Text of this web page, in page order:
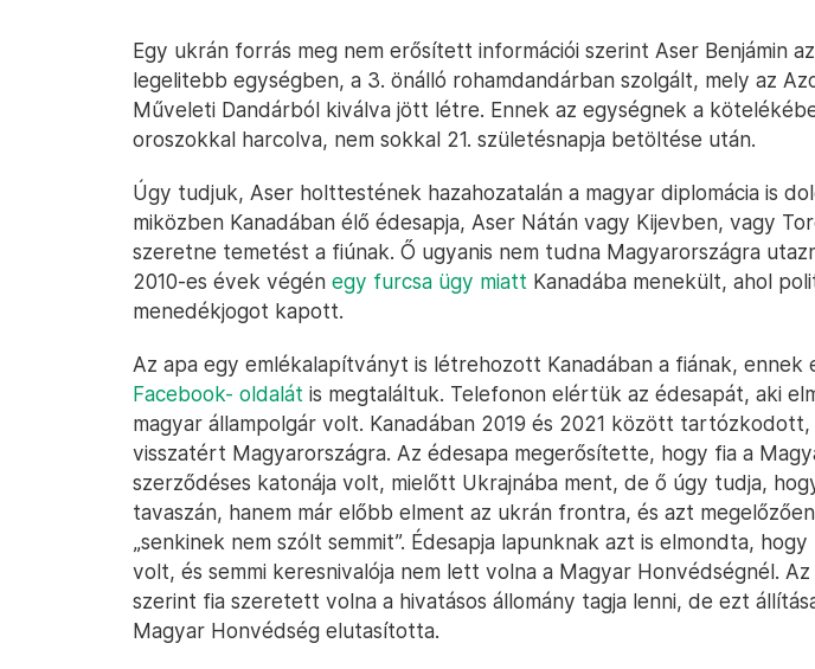
Egy ukrán forrás meg nem erősített információi szerint Aser Benjámin
legelitebb egységben, a 3. önálló rohamdandárban szolgált, mely az
Műveleti Dandárból kiválva jött létre. Ennek az egységnek a
oroszokkal harcolva, nem sokkal 21. születésnapja betöltése után.
Úgy tudjuk, Aser holttestének hazahozatalán a magyar diplomácia is
miközben Kanadában élő édesapja, Aser Nátán vagy Kijevben, vagy
szeretne temetést a fiúnak. Ő ugyanis nem tudna Magyarországra
2010-es évek végén egy furcsa ügy miatt Kanadába menekült, ahol
menedékjogot kapott.
Az apa egy emlékalapítványt is létrehozott Kanadában a fiának, ennek
Facebook- oldalát is megtaláltuk. Telefonon elértük az édesapát, aki
magyar állampolgár volt. Kanadában 2019 és 2021 között tartózkodott,
visszatért Magyarországra. Az édesapa megerősítette, hogy fia a
szerződéses katonája volt, mielőtt Ukrajnába ment, de ő úgy tudja,
tavaszán, hanem már előbb elment az ukrán frontra, és azt
„senkinek nem szólt semmit”. Édesapja lapunknak azt is elmondta,
volt, és semmi keresnivalója nem lett volna a Magyar Honvédségnél.
szerint fia szeretett volna a hivatásos állomány tagja lenni, de ezt
Magyar Honvédség elutasította.